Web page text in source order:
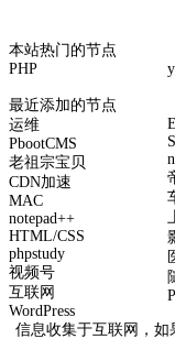
本站热门的节点
PHP
最近添加的节点
运维
PbootCMS
老祖宗宝贝
CDN加速
MAC
notepad++
HTML/CSS
phpstudy
视频号
互联网
WordPress
信息收集于互联网，